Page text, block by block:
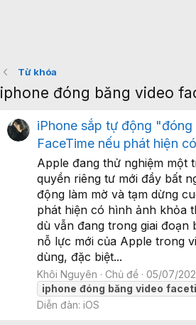
Từ khóa
iphone đóng băng video
iPhone sắp tự động
FaceTime nếu phát hiện
Apple đang thử nghiệm một
quyền riêng tư mới đầy bất
động làm mờ và tạm dừng
phát hiện có hình ảnh khỏa
dù vẫn đang trong giai đoạn
nỗ lực mới của Apple trong
dùng, đặc biệt...
Khôi Nguyên Chủ đề
05/07/
iphone đóng băng video
Diễn đàn: iOS